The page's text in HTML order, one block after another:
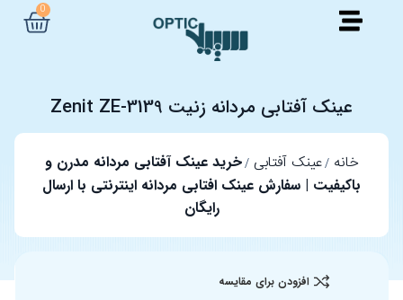
0
عینک آفتابی مردانه زنیت Zenit ZE-3139
خانه عینک آفتابی خرید عینک آفتابی مردانه مدرن و
باکیفیت | سفارش عینک افتابی مردانه اینترنتی با ارسال
رایگان
افزودن برای مقایسه